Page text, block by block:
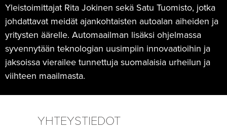
Yleistoimittajat Rita Jokinen sekä Satu Tuomisto, jotka
johdattavat meidät ajankohtaisten autoalan aiheiden ja
yritysten äärelle. Automaailman lisäksi ohjelmassa
syvennytään teknologian uusimpiin innovaatioihin ja
jaksoissa vierailee tunnettuja suomalaisia urheilun ja
viihteen maailmasta.
YHTEYSTIEDOT